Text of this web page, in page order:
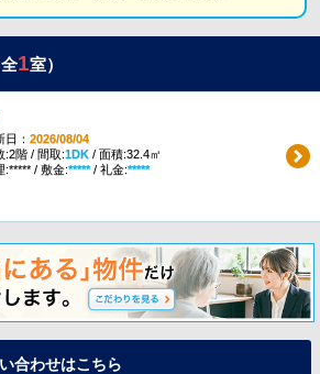
1室）
日： 2026/08/04
:2階 / 間取:1DK/ 面積:32.4㎡
:***** / 敷金:*****/ 礼金:*****
合わせはこちら